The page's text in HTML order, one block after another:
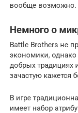
вообще возможно.
Немного о
Battle Brothers не
экономики,
добрых традициях
зачастую кажется
В игре
имеет набор